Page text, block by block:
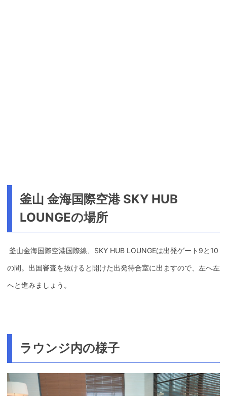
釜山 金海国際空港 SKY HUB
LOUNGEの場所
釜山金海国際空港国際線、SKY HUB LOUNGEは出発ゲート9と10
の間。出国審査を抜けると開けた出発待合室に出ますので、左へ左
へと進みましょう。
ラウンジ内の様子